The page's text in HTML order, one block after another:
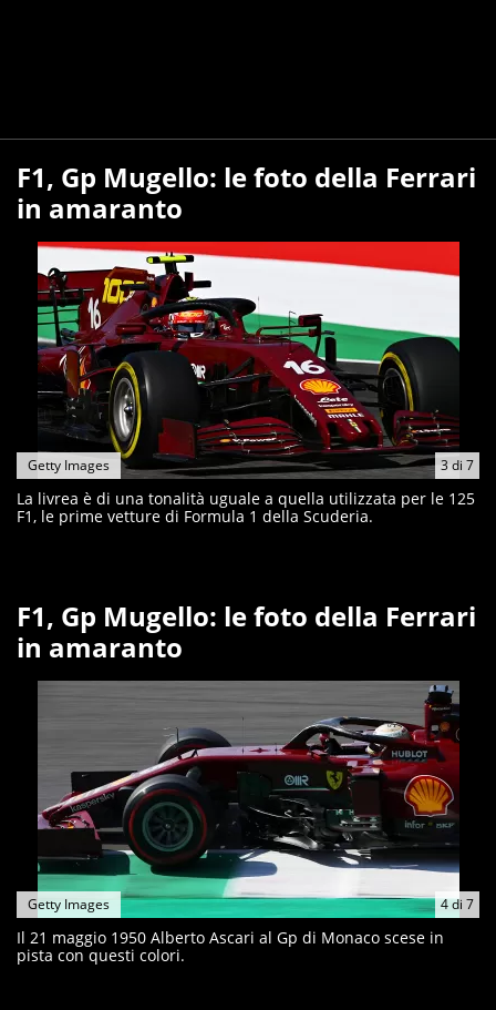
F1, Gp Mugello: le foto della Ferrari
in amaranto
3 di 7
Getty Images
La livrea è di una tonalità uguale a quella utilizzata per le 125
F1, le prime vetture di Formula 1 della Scuderia.
F1, Gp Mugello: le foto della Ferrari
in amaranto
4di 7
Getty Images
Il 21 maggio 1950 Alberto Ascari al Gp di Monaco scese in
pista con questi colori.